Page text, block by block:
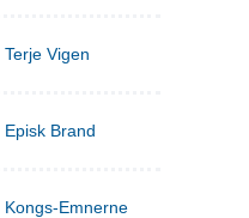
Terje Vigen
Episk Brand
Kongs-Emnerne